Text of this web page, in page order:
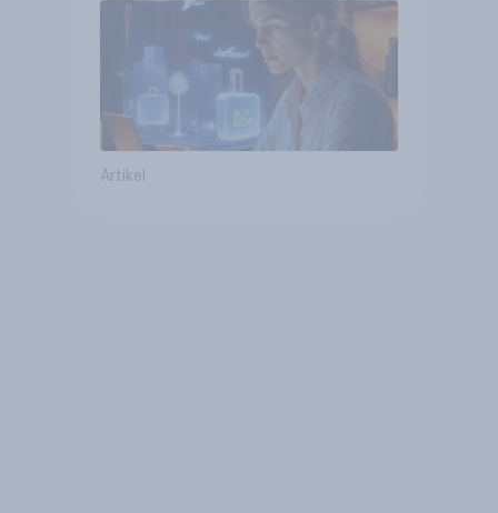
bereits genutzt werden
Artikel